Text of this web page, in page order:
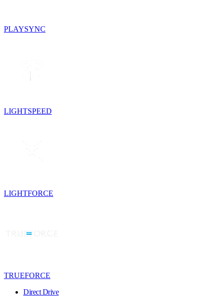
PLAYSYNC
LIGHTSPEED
LIGHTFORCE
TRUEFORCE
Direct Drive